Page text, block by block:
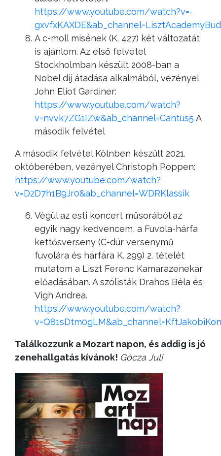
https://www.youtube.com/watch?v=-
A c-moll misének (K. 427) két változatát
is ajánlom. Az első felvétel
Stockholmban készült 2008-ban a
Nobel díj átadása alkalmából, vezényel
John Eliot Gardiner:
https://www.youtube.com/watch?
v=nvvk7ZG1IZw&ab_channel=Cantus5 A
második felvétel
A második felvétel Kölnben készült 2021.
októberében, vezényel Christoph Poppen:
https://www.youtube.com/watch?
v=DzD7h1B9Jr0&ab_channel=WDRKlassik
Végül az esti koncert műsorából az
egyik nagy kedvencem, a Fuvola-hárfa
kettősverseny (C-dúr versenymű
fuvolára és hárfára K. 299) 2. tételét
mutatom a Liszt Ferenc Kamarazenekar
előadásában. A szólisták Drahos Béla és
Vigh Andrea.
https://www.youtube.com/watch?
Találkozzunk a Mozart napon, és addig is jó
zenehallgatás kívánok! Gócza Juli